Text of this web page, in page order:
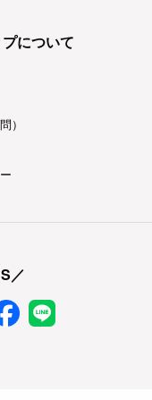
について
）
／